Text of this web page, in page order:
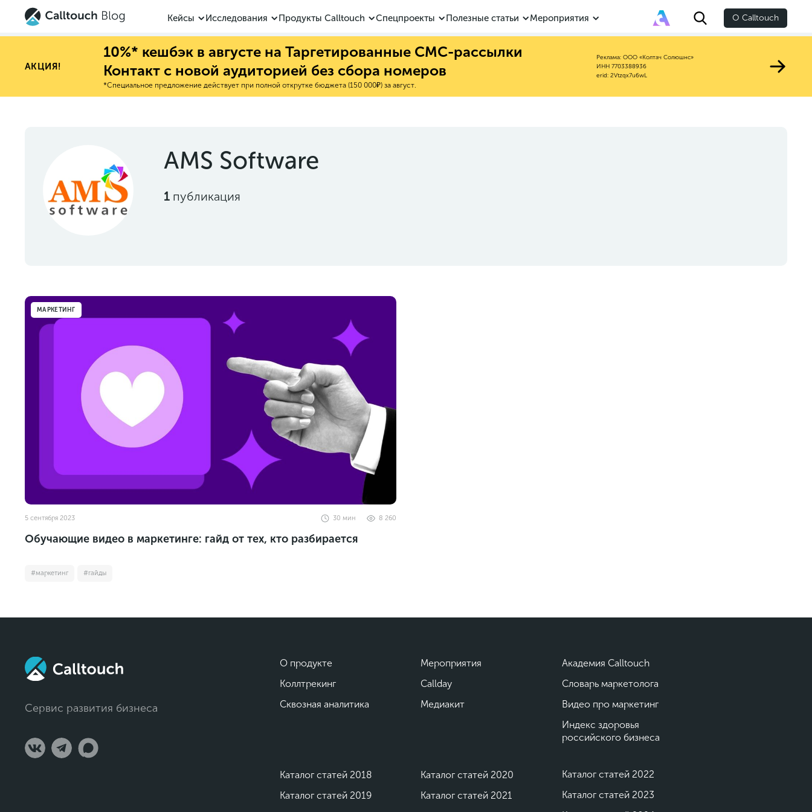
Кейсы Исследования Продукты Calltouch Спецпроекты Полезные статьи Мероприятия О Calltouch
АКЦИЯ!
10%* кешбэк в августе на Таргетированные СМС-рассылки
Контакт с новой аудиторией без сбора номеров
*Специальное предложение действует при полной открутке бюджета (150 000₽) за август.
Реклама: ООО «Колтач Солюшнс»
ИНН 7703388936
erid: 2Vtzqx7u6wL
AMS Software
1 публикация
МАРКЕТИНГ
5 сентября 2023 8 260
30 мин
Обучающие видео в маркетинге: гайд от тех, кто разбирается
#маркетинг #гайды
Сервис развития бизнеса
О продукте
Коллтрекинг
Сквозная аналитика
Каталог статей 2018
Каталог статей 2019
Мероприятия
Callday
Медиакит
Каталог статей 2020
Каталог статей 2021
Академия Calltouch
Словарь маркетолога
Видео про маркетинг
Индекс здоровья
российского бизнеса
Каталог статей 2022
Каталог статей 2023